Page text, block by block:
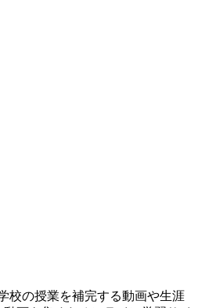
校の授業を補完する動画や生涯